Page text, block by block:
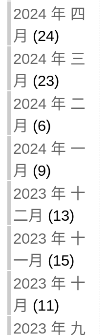
2024 年 四
月 (24)
2024 年 三
月 (23)
2024 年 二
月 (6)
2024 年 一
月 (9)
2023 年 十
二月 (13)
2023 年 十
一月 (15)
2023 年 十
月 (11)
2023 年 九